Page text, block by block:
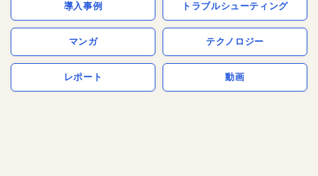
導入事例 トラブルシューティング
マンガ テクノロジー
レポート 動画